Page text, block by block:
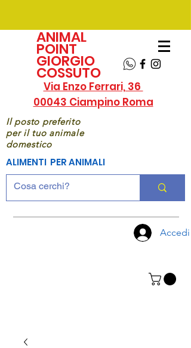
ANIMAL
POINT
GIORGIO
COSSUTO
Via Enzo Ferrari, 36
00043 Ciampino Roma
Il posto preferito
per il tuo animale
domestico
ALIMENTI PER ANIMALI
Accedi